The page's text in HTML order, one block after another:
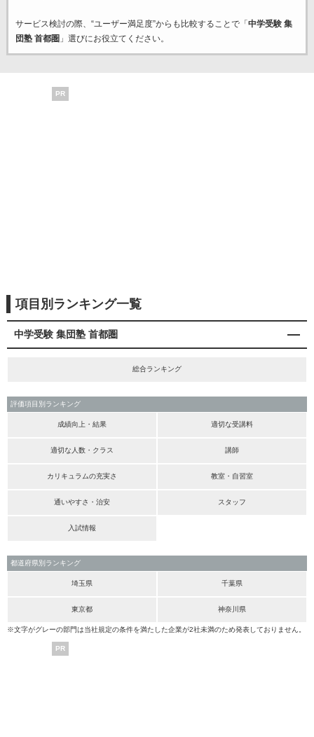
サービス検討の際、“ユーザー満足度”からも比較することで「 中学受験 集
団塾 首都圏 」選びにお役立てください。
PR
項目別ランキング一覧
中学受験 集団塾 首都圏
総合ランキング
評価項目別ランキング
成績向上・結果 適切な受講料
適切な人数・クラス 講師
カリキュラムの充実さ 教室・自習室
通いやすさ・治安 スタッフ
入試情報
都道府県別ランキング
埼玉県 千葉県
東京都 神奈川県
※文字がグレーの部門は当社規定の条件を満たした企業が2社未満のため発表しておりません。
PR